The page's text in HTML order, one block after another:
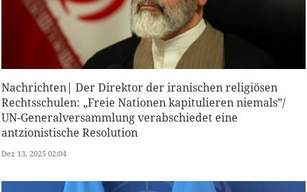
Nachrichten| Der Direktor der iranischen religiösen
Rechtsschulen: „Freie Nationen kapitulieren niemals”/
UN-Generalversammlung verabschiedet eine
antzionistische Resolution
Dez 13, 2025 02:04